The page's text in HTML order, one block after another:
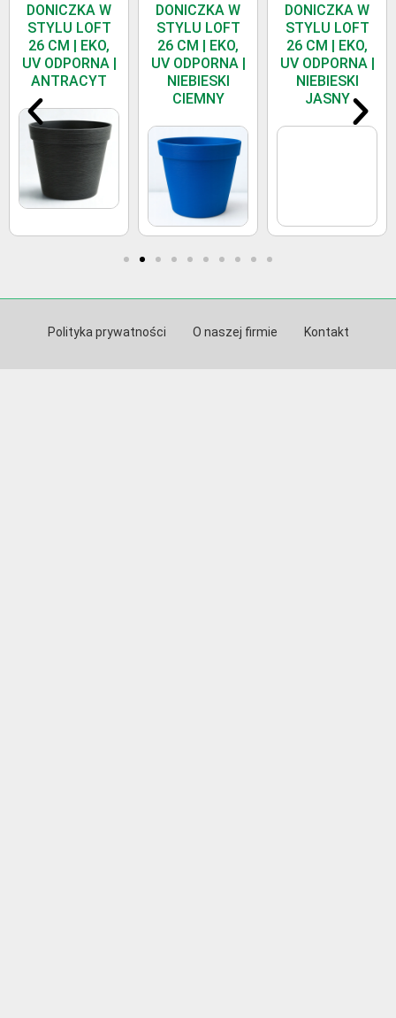
DONICZKA W
STYLU LOFT
26 CM | EKO,
UV ODPORNA |
ANTRACYT
DONICZKA W
STYLU LOFT
26 CM | EKO,
UV ODPORNA |
NIEBIESKI
CIEMNY
DONICZKA W
STYLU LOFT
26 CM | EKO,
UV ODPORNA |
NIEBIESKI
JASNY
Polityka prywatności O naszej firmie Kontakt